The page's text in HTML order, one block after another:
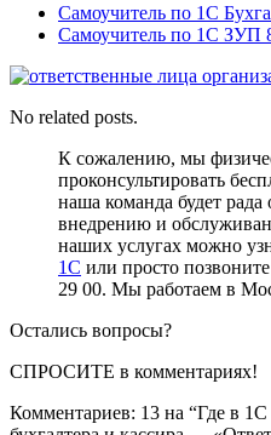
Самоучитель по 1С
Самоучитель по 1С ЗУП
No related posts.
К сожалению, мы
проконсультировать
наша команда будет рада
внедрению и
наших услугах можно
1С или просто
29 00. Мы работаем в
Остались вопросы?
СПРОСИТЕ в комментариях!
Комментариев: 13 на “Где в 1С